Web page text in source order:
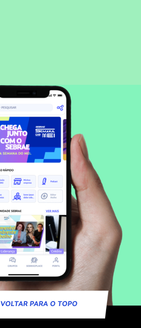
VOLTAR PARA O TOPO